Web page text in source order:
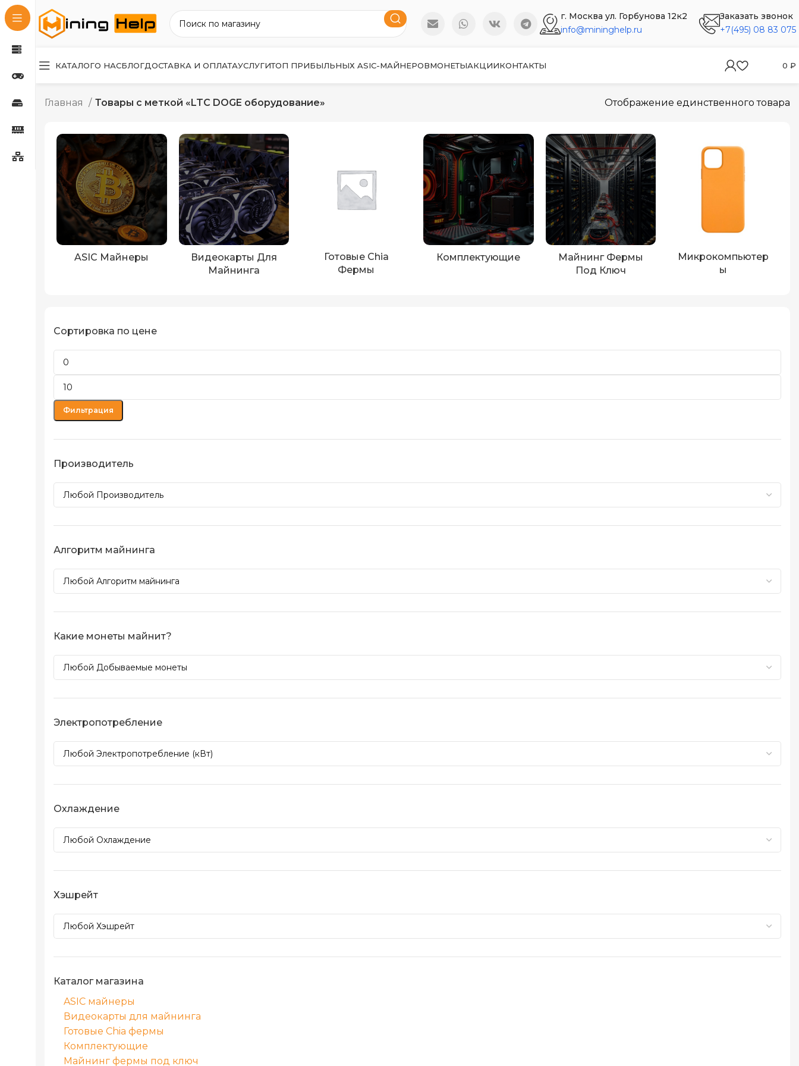
г. Москва ул. Горбунова 12к2
info@mininghelp.ru
Заказать звонок
+7(495) 08 83 075
КАТАЛОГО НАСБЛОГДОСТАВКА И ОПЛАТАУСЛУГИТОП ПРИБЫЛЬНЫХ ASIC-МАЙНЕРОВМОНЕТЫАКЦИИКОНТАКТЫ 0 ₽
Главная Товары с меткой «LTC DOGE оборудование» Отображение единственного товара
ASIC Майнеры
Видеокарты Для
Майнинга
Готовые Chia
Фермы
Комплектующие
Майнинг Фермы
Под Ключ
Микрокомпьютер
Ы
Сортировка по цене
Фильтрация
Производитель
Алгоритм майнинга
Какие монеты майнит?
Электропотребление
Охлаждение
Хэшрейт
Каталог магазина
ASIC майнеры
Видеокарты для майнинга
Готовые Chia фермы
Комплектующие
Майнинг фермы под ключ